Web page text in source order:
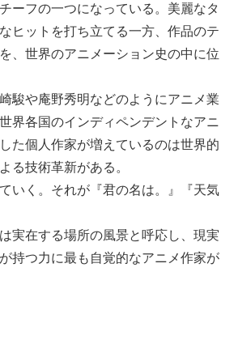
ーフの一つになっている。美麗なタ
ヒットを打ち立てる一方、作品のテ
、世界のアニメーション史の中に位
駿や庵野秀明などのようにアニメ業
界各国のインディペンデントなアニ
た個人作家が増えているのは世界的
る技術革新がある。
いく。それが『君の名は。』『天気
実在する場所の風景と呼応し、現実
持つ力に最も自覚的なアニメ作家が